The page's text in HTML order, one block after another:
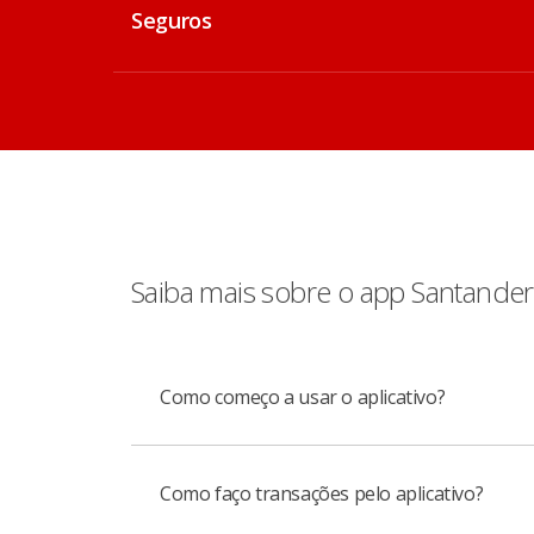
Seguros
Saiba mais sobre o app Santander
Como começo a usar o aplicativo?
Você precisa baixar o aplicativo Santander,
Como faço transações pelo aplicativo?